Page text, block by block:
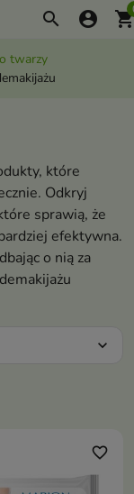
search account_circle
twarzy
które
Odkryj
sprawią, że
efektywna.
o nią za
expand_more
favorite_border